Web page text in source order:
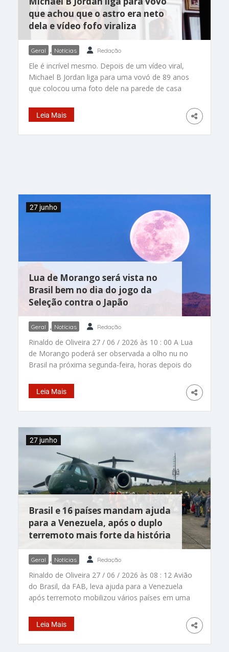
que achou que o astro era neto
dela e vídeo fofo viraliza
Geral , Notícias Redação
Ele é incrível mesmo. Depois de um vídeo viral,
Michael B Jordan liga para uma vovó de 89 anos
que colocou uma foto dele na parede de casa
netos dela. O gesto divertido e carinhoso do
astro acabou viralizando nas redes sociais. Tudo
começou quando a neta verdadeira, Natalie,
um vídeo brincando com a situação e
Leia Mais
Lua de Morango será vista no
Brasil bem no dia do jogo da
Seleção contra o Japão
27 junho
Geral , Notícias Redação
Rinaldo de Oliveira 27 / 06 / 2026 às 10 : 00 A Lua
de Morango poderá ser observada a olho nu no
Brasil na próxima segunda-feira, horas depois do
Foto: reprodução/ Starwalk/Vito Technology, Inc
Combinação especial. Vem aí a Lua de Morango
e esse fenômeno, um dos mais bonitos do céu,
segunda-feira (29). E o espetáculo vai acontecer
5 horas depois do final do jogo da Seleção
Brasileira na Copa do Mundo. O jogo do Brasil
contra o Japão, já na fase
Leia Mais
Brasil e 16 países mandam ajuda
para a Venezuela, após o duplo
terremoto mais forte da história
27 junho
Geral , Notícias Redação
Rinaldo de Oliveira 27 / 06 / 2026 às 08 : 12 Avião
do Brasil, da FAB, leva ajuda para a Venezuela
após terremoto mobilizou vários países em uma
Foto: FAB União importante. A ajuda para a
Venezuela, após o duplo terremoto, mobilizou
uma grande corrente internacional de
Leia Mais